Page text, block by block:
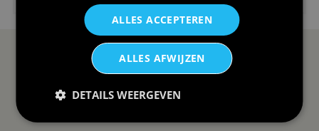
SERVICE EN INFO
Reviews
OVERZICHT
Sitemapping
ALLES ACCEPTEREN
ALLES AFWIJZEN
DETAILS WEERGEVEN